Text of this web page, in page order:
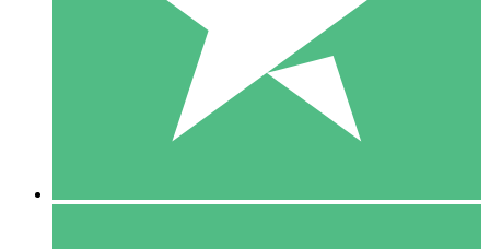
1 Téléchargement
10 00